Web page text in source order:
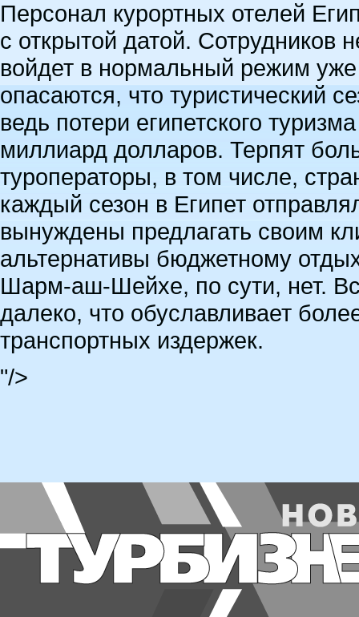
Персонал курортных отелей
с открытой датой. Сотрудников
войдет в нормальный режим уже
опасаются, что туристический
ведь потери египетского
миллиард долларов. Терпят
туроператоры, в том числе,
каждый сезон в Египет
вынуждены предлагать своим
альтернативы бюджетному
Шарм-аш-Шейхе, по сути, нет.
далеко, что обуславливает
транспортных издержек.
"/>